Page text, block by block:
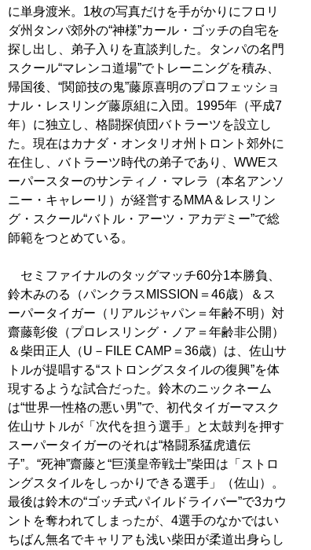
に単身渡米。1枚の写真だけを手がかりにフロリ
ダ州タンパ郊外の“神様”カール・ゴッチの自宅を
探し出し、弟子入りを直談判した。タンパの名門
スクール“マレンコ道場”でトレーニングを積み、
帰国後、“関節技の鬼”藤原喜明のプロフェッショ
ナル・レスリング藤原組に入団。1995年（平成7
年）に独立し、格闘探偵団バトラーツを設立し
た。現在はカナダ・オンタリオ州トロント郊外に
在住し、バトラーツ時代の弟子であり、WWEス
ーパースターのサンティノ・マレラ（本名アンソ
ニー・キャレーリ）が経営するMMA＆レスリン
グ・スクール“バトル・アーツ・アカデミー”で総
師範をつとめている。
セミファイナルのタッグマッチ60分1本勝負、
鈴木みのる（パンクラスMISSION＝46歳）＆ス
ーパータイガー（リアルジャパン＝年齢不明）対
齋藤彰俊（プロレスリング・ノア＝年齢非公開）
＆柴田正人（U－FILE CAMP＝36歳）は、佐山サ
トルが提唱する“ストロングスタイルの復興”を体
現するような試合だった。鈴木のニックネーム
は“世界一性格の悪い男”で、初代タイガーマスク
佐山サトルが「次代を担う選手」と太鼓判を押す
スーパータイガーのそれは“格闘系猛虎遺伝
子”。“死神”齋藤と“巨漢皇帝戦士”柴田は「ストロ
ングスタイルをしっかりできる選手」（佐山）。
最後は鈴木の“ゴッチ式パイルドライバー”で3カウ
ントを奪われてしまったが、4選手のなかではい
ちばん無名でキャリアも浅い柴田が柔道出身らし